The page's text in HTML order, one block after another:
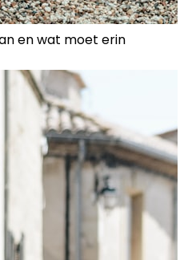
en wat moet erin